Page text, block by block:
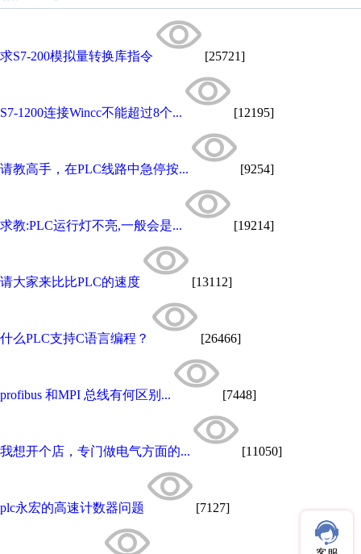
求S7-200模拟量转换库指令 [25721]
S7-1200连接Wincc不能超过8个... [12195]
请教高手，在PLC线路中急停按... [9254]
求教:PLC运行灯不亮,一般会是... [19214]
请大家来比比PLC的速度 [13112]
什么PLC支持C语言编程？ [26466]
profibus 和MPI 总线有何区别... [7448]
我想开个店，专门做电气方面的... [11050]
plc永宏的高速计数器问题 [7127]